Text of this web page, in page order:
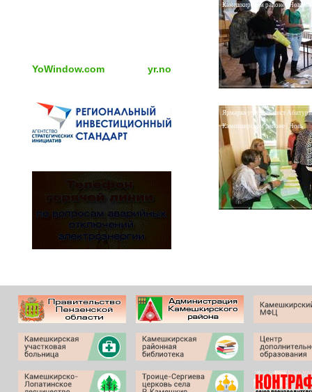
YoWindow.com yr.no
Камешкирском районе | Новь
Ярмарка учебных мест
Камешкирском районе | Новь